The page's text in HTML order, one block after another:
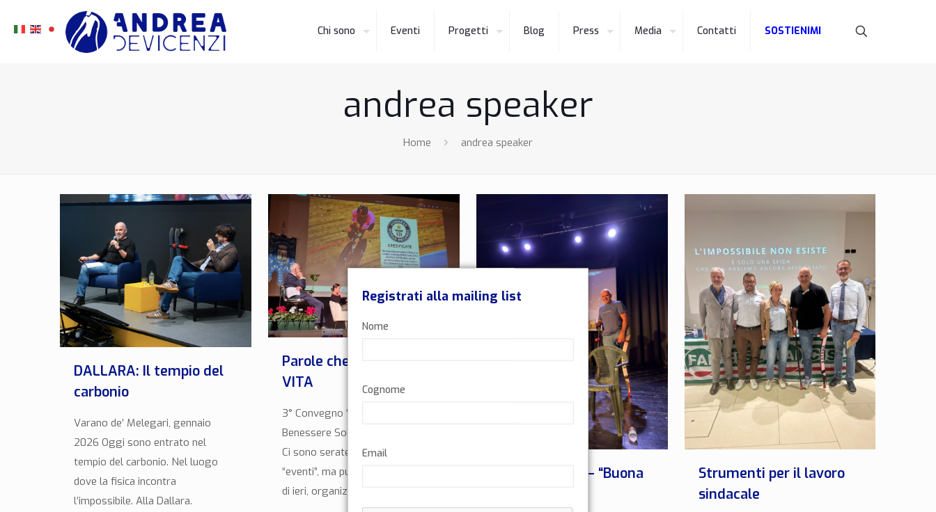
Chi sono Eventi Progetti Blog Press Media Contatti SOSTIENIMI
andrea speaker
Home andrea speaker
DALLARA: Il tempio del
carbonio
Varano de’ Melegari, gennaio
2026 Oggi sono entrato nel
tempio del carbonio. Nel luogo
dove la fisica incontra
l’impossibile. Alla Dallara.
Parole che cambiano la
VITA
3° Convegno “Sport, Salute e
Benessere Sociale” dei Lions Club
Ci sono serate che non sono
“eventi”, ma punti di svolta. Quella
di ieri, organizzata dai
Monterotondo – “Buona
Strumenti per il lavoro
sindacale
Registrati alla mailing list
Nome
Cognome
Email